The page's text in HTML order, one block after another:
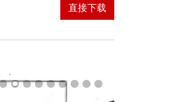
直接下载